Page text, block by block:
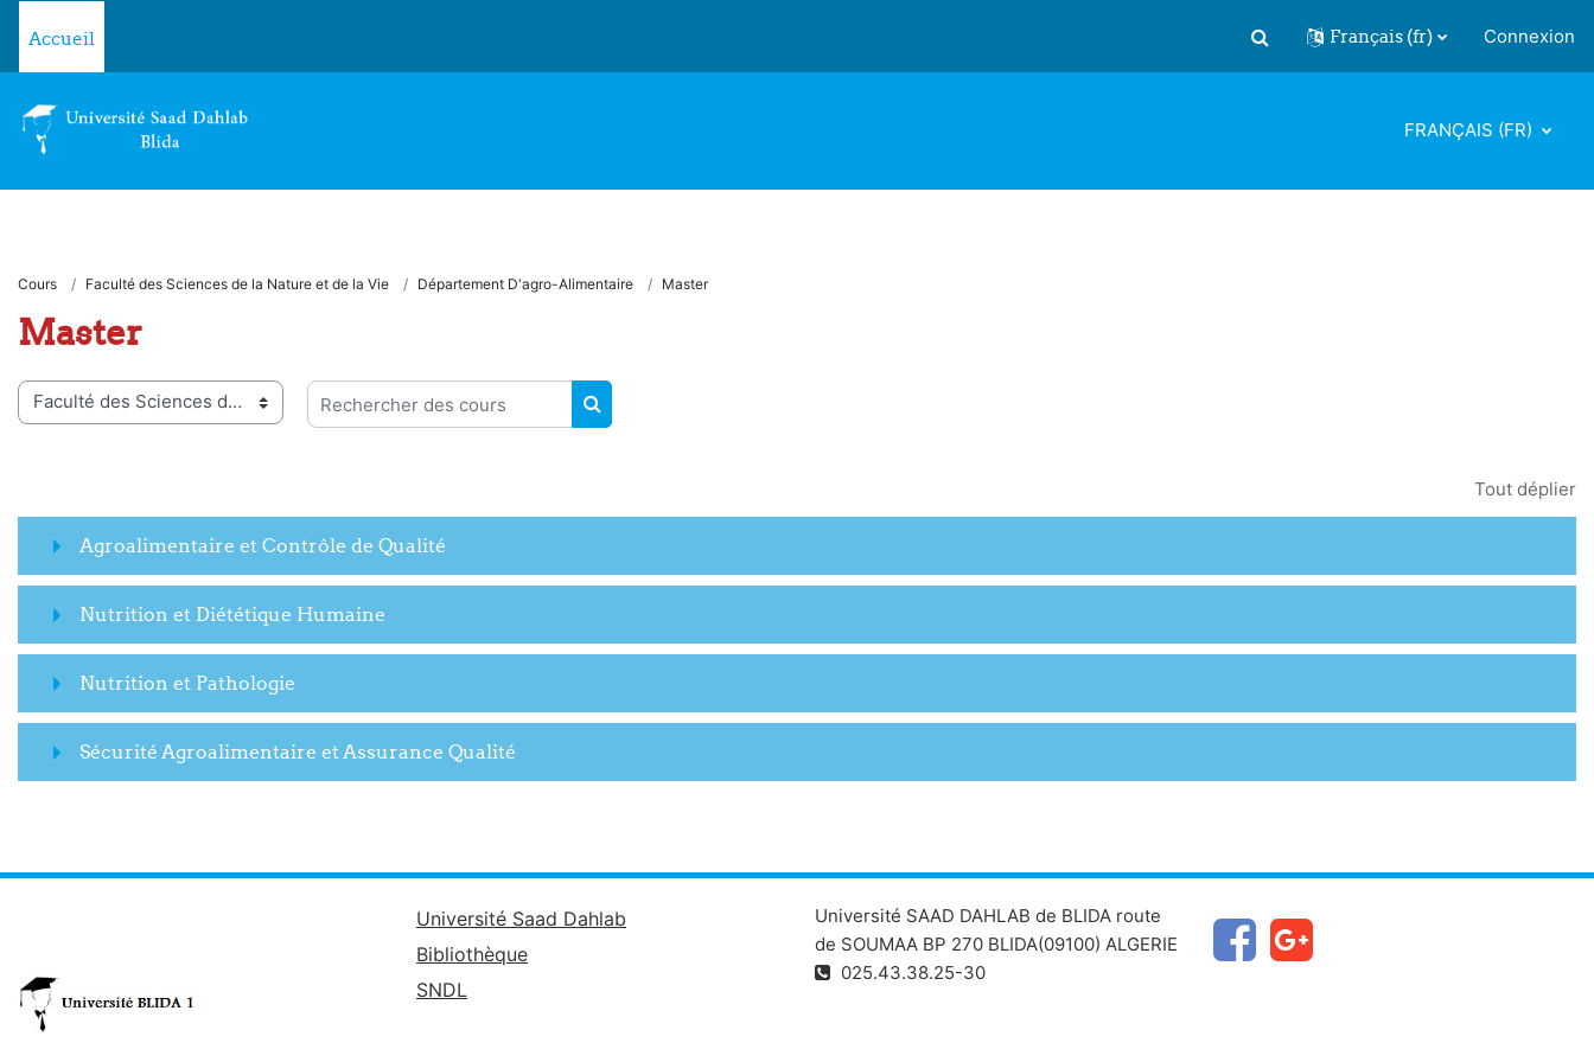
Accueil
Activer/désactiver la saisie de
Français ‎(fr)‎ Connexion
FRANÇAIS ‎(FR)‎
Cours Faculté des Sciences de la Nature et de la Vie Département D'agro-Alimentaire Master
Master
de cours
Rechercher des cours
RECHERCHER DES COURS
Tout déplier
Agroalimentaire et Contrôle de Qualité
Nutrition et Diététique Humaine
Nutrition et Pathologie
Sécurité Agroalimentaire et Assurance Qualité
Université Saad Dahlab
Bibliothèque
SNDL
Université SAAD DAHLAB de BLIDA route
de SOUMAA BP 270 BLIDA(09100) ALGERIE
025.43.38.25-30